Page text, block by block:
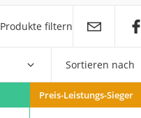
Produkte filtern
Sortieren nach
Preis-Leistungs-Sieger